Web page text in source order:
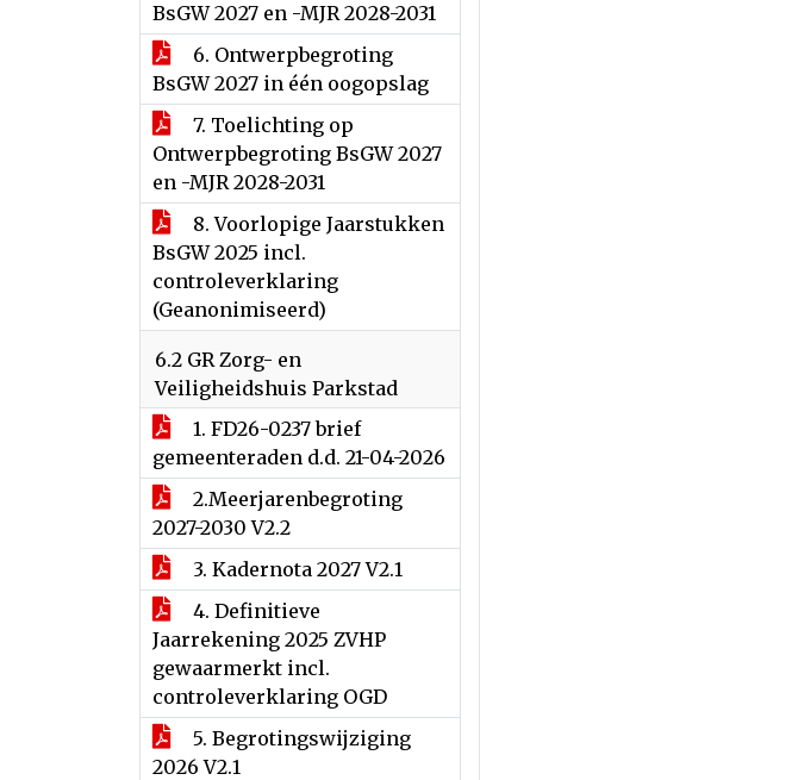
BsGW 2027 en -MJR 2028-2031
6. Ontwerpbegroting
BsGW 2027 in één oogopslag
7. Toelichting op
Ontwerpbegroting BsGW 2027
en -MJR 2028-2031
8. Voorlopige Jaarstukken
BsGW 2025 incl.
controleverklaring
(Geanonimiseerd)
6.2 GR Zorg- en
Veiligheidshuis Parkstad
1. FD26-0237 brief
gemeenteraden d.d. 21-04-2026
2.Meerjarenbegroting
2027-2030 V2.2
3. Kadernota 2027 V2.1
4. Definitieve
Jaarrekening 2025 ZVHP
gewaarmerkt incl.
controleverklaring OGD
5. Begrotingswijziging
2026 V2.1